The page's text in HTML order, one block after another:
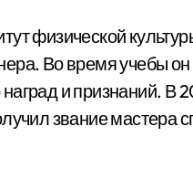
физической
Во время учебы он
и признаний. В
звание мастера